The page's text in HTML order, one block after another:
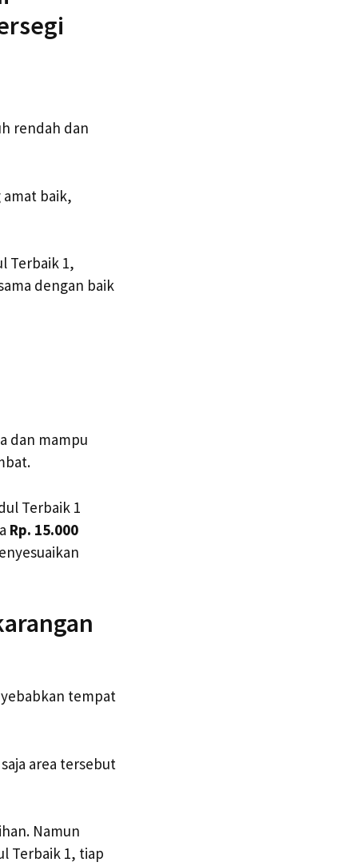
rendah dan
baik,
Terbaik 1,
dengan baik
dan mampu
Terbaik 1
Rp. 15.000
tempat
area tersebut
Namun
Terbaik 1, tiap